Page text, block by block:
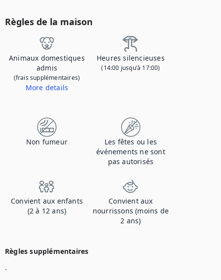
Règles de la maison
Animaux domestiques
admis
(frais supplémentaires)
More details
Heures silencieuses
(14:00 jusqu'à 17:00)
Non fumeur
Les fêtes ou les
événements ne sont
pas autorisés
Convient aux enfants
(2 à 12 ans)
Convient aux
nourrissons (moins de
2 ans)
Règles supplémentaires
.